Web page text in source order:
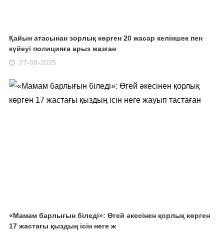
Қайын атасынан зорлық көрген 20 жасар келіншек пен
күйеуі полицияға арыз жазған
27-08-2025
«Мамам барлығын біледі»: Өгей әкесінен қорлық көрген
17 жастағы қыздың ісін неге ж